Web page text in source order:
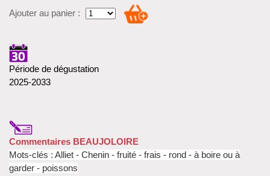
Ajouter au panier :
Période de dégustation
2025-2033
Commentaires BEAUJOLOIRE
Mots-clés : Alliet - Chenin - fruité - frais - rond - à boire ou à
garder - poissons